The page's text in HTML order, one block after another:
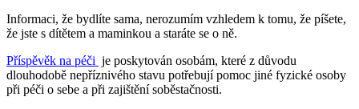
Informaci, že bydlíte sama, nerozumím vzhledem k tomu, že píšete,
že jste s dítětem a maminkou a staráte se o ně.
Příspěvěk na péči je poskytován osobám, které z důvodu
dlouhodobě nepříznivého stavu potřebují pomoc jiné fyzické osoby
při péči o sebe a při zajištění soběstačnosti.